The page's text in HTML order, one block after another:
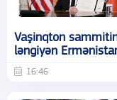
Vaşinqton
ləngiyən
16:46